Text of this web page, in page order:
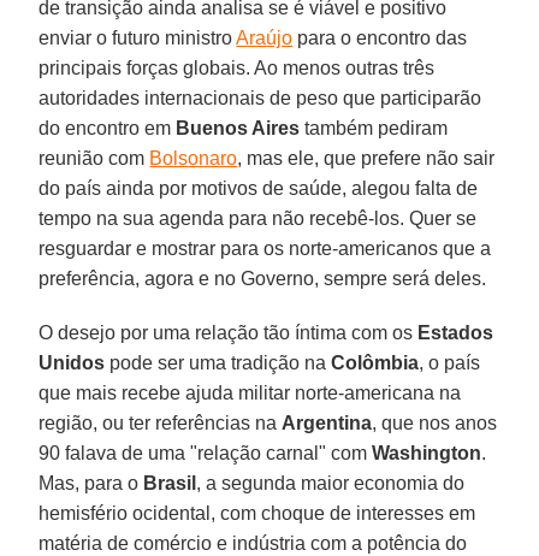
de transição ainda analisa se é viável e positivo
enviar o futuro ministroAraújo para o encontro das
principais forças globais. Ao menos outras três
autoridades internacionais de peso que participarão
do encontro em Buenos Aires também pediram
reunião com Bolsonaro, mas ele, que prefere não sair
do país ainda por motivos de saúde, alegou falta de
tempo na sua agenda para não recebê-los. Quer se
resguardar e mostrar para os norte-americanos que a
preferência, agora e no Governo, sempre será deles.
O desejo por uma relação tão íntima com os Estados
Unidos pode ser uma tradição naColômbia, o país
que mais recebe ajuda militar norte-americana na
região, ou ter referências na Argentina, que nos anos
90 falava de uma "relação carnal" comWashington.
Mas, para o Brasil , a segunda maior economia do
hemisfério ocidental, com choque de interesses em
matéria de comércio e indústria com a potência do